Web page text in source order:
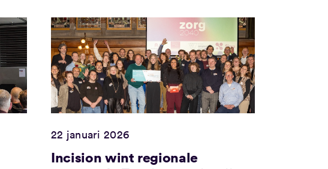
22 januari 2026
Incision wint regionale